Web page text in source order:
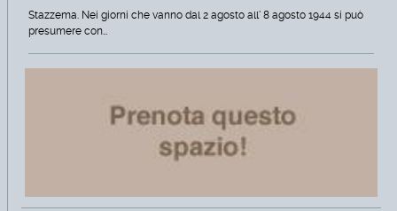
Stazzema. Nei giorni che vanno dal 2 agosto all' 8 agosto 1944 si può
presumere con…